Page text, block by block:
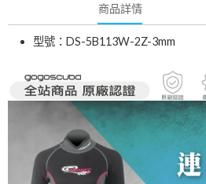
商品詳情
型號：DS-5B113W-2Z-3mm